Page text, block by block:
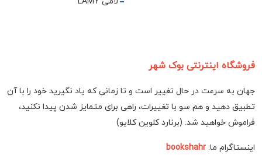
فروشگاه اینترنتی بوک شهر
جهان به سرعت در حال تغییر است و تا زمانی که یاد نگیرید خود را با آن
تطبیق دهید و هم سو با تغییرات، راهی برای متمایز شدن پیدا نکنید،
فراموش خواهید شد. (برنارد کلوین کلایو)
اینستاگرام ما: bookshahr